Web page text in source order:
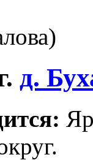
д.